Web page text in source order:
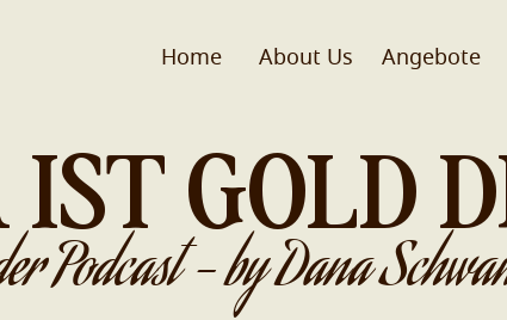
Home About Us Angebote
IST GOLD
Podcast - by Dana